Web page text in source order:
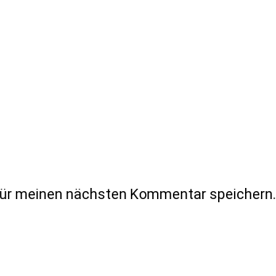
meinen nächsten Kommentar speichern.